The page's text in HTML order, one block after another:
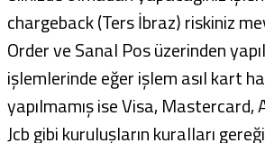
chargeback (Ters İbraz) riskiniz
Order ve Sanal Pos üzerinden
işlemlerinde eğer işlem asıl kart
yapılmamış ise Visa, Mastercard,
Jcb gibi kuruluşların kuralları